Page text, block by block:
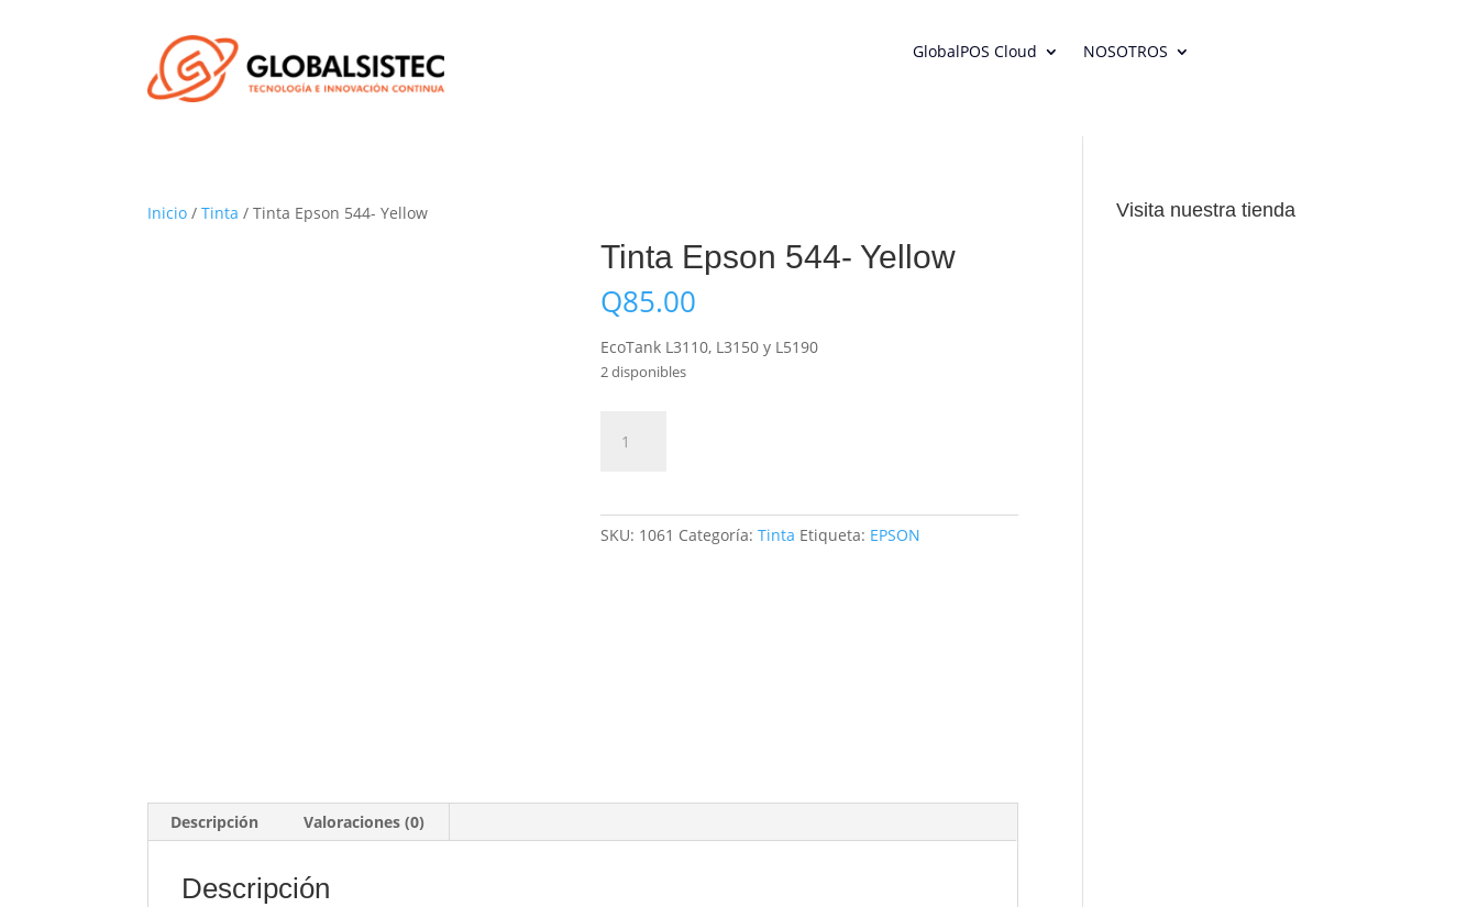
GlobalPOS Cloud NOSOTROS
Inicio /Tinta / Tinta Epson 544- Yellow
Tinta Epson 544- Yellow
Q85.00
EcoTank L3110, L3150 y L5190
2 disponibles
Epson
SKU: 1061 Categoría:Tinta Etiqueta: EPSON
Descripción Valoraciones (0)
Descripción
Visita nuestra tienda